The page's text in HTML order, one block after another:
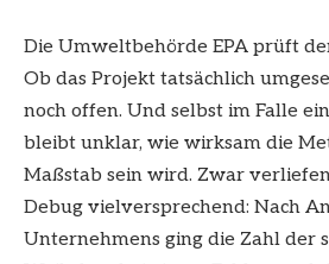
Die Umweltbehörde EPA prüft
Ob das Projekt tatsächlich
noch offen. Und selbst im Falle
bleibt unklar, wie wirksam die
Maßstab sein wird. Zwar
Debug vielversprechend: Nach
Unternehmens ging die Zahl der